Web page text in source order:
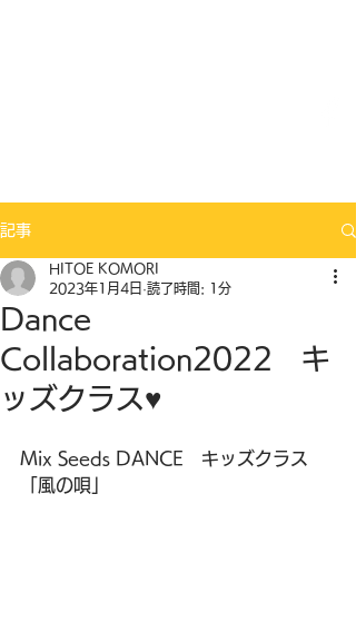
記事
Dance
Collaboration2022 キ
ッズクラス♥
HITOE KOMORI
2023年1月4日 読了時間: 1分
Mix Seeds DANCE　キッズクラス
「風の唄」